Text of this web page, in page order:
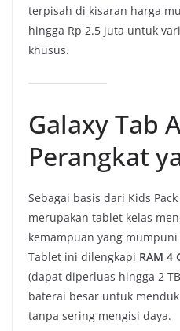
terpisah di kisaran harga
hingga Rp 2.5 juta untuk
khusus.
Galaxy Tab
Perangkat
Sebagai basis dari Kids
merupakan tablet kelas
kemampuan yang
Tablet ini dilengkapi RAM 4
(dapat diperluas hingga 2
baterai besar untuk
tanpa sering mengisi daya.